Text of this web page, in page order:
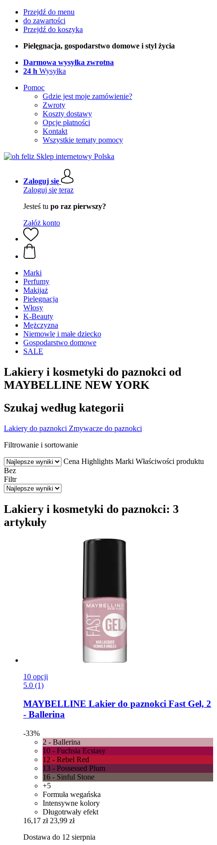
Przejdź do menu
do zawartości
Przejdź do koszyka
Pielęgnacja, gospodarstwo domowe i styl życia
Darmowa wysyłka zwrotna
24 h Wysyłka
Pomoc
Gdzie jest moje zamówienie?
Zwroty
Koszty dostawy
Opcje płatności
Kontakt
Wszystkie tematy pomocy
Zaloguj się
Zaloguj się teraz
Jesteś tu po raz pierwszy?
Załóż konto
Marki
Perfumy
Makijaż
Pielęgnacja
Włosy
K-Beauty
Mężczyzna
Niemowlę i małe dziecko
Gospodarstwo domowe
SALE
Lakiery i kosmetyki do paznokci od
MAYBELLINE NEW YORK
Szukaj według kategorii
Lakiery do paznokci Zmywacze do paznokci
Filtrowanie i sortowanie
Cena Highlights Marki Właściwości produktu
Bez
Filtr
Lakiery i kosmetyki do paznokci: 3
artykuły
10 opcji
5.0 (1)
MAYBELLINE Lakier do paznokci Fast Gel, 2
-​ Ballerina
-33%
2 - Ballerina
10 - Fuchsia Ecstasy
12 - Rebel Red
13 - Possessed Plum
16 - Sinful Stone
+5
Formuła wegańska
Intensywne kolory
Długotrwały efekt
16,17 zł 23,99 zł
Dostawa do 12 sierpnia